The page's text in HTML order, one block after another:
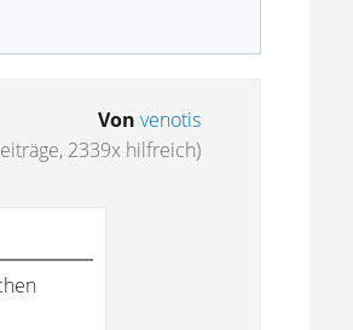
Von venotis
2339x hilfreich)